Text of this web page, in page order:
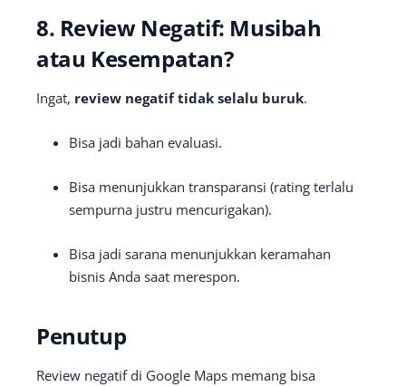
8. Review Negatif: Musibah
atau Kesempatan?
Ingat, review negatif tidak selalu buruk.
Bisa jadi bahan evaluasi.
Bisa menunjukkan transparansi (rating terlalu
sempurna justru mencurigakan).
Bisa jadi sarana menunjukkan keramahan
bisnis Anda saat merespon.
Penutup
Review negatif di Google Maps memang bisa